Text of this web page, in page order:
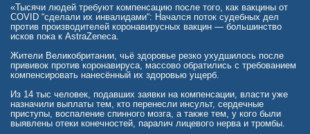
«Тысячи людей требуют компенсацию после того, как вакцины от
COVID “сделали их инвалидами“: Начался поток судебных дел
против производителей коронавирусных вакцин — большинство
исков пока к AstraZeneca.
Жители Великобритании, чьё здоровье резко ухудшилось после
прививок против коронавируса, массово обратились с требованием
компенсировать нанесённый их здоровью ущерб.
Из 14 тыс человек, подавших заявки на компенсации, власти уже
назначили выплаты тем, кто перенесли инсульт, сердечные
приступы, воспаление спинного мозга, а также тем, у кого были
выявлены отеки конечностей, паралич лицевого нерва и тромбы.